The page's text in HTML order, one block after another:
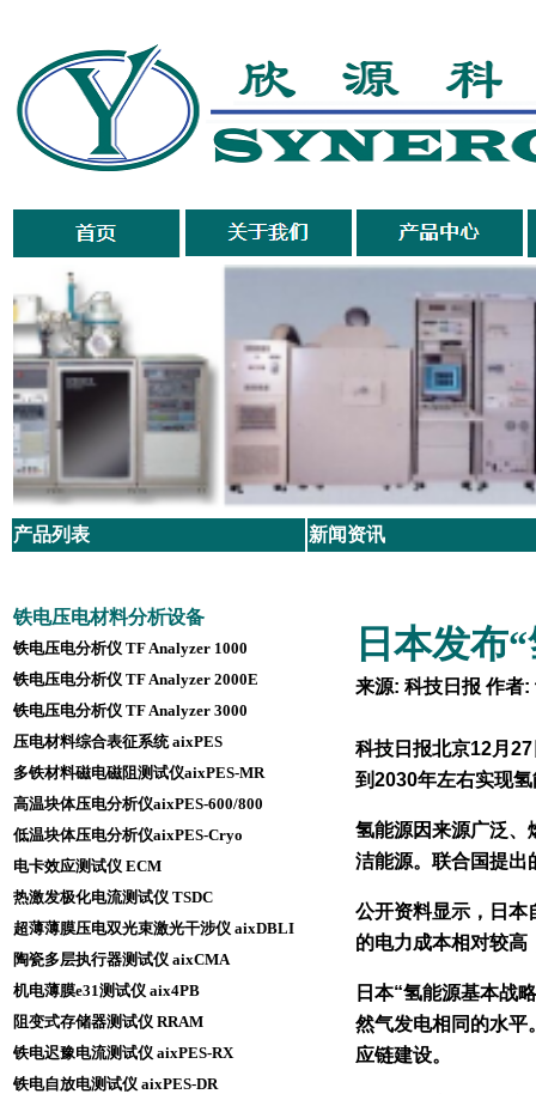
产品列表 新闻资讯
铁电压电材料分析设备
铁电压电分析仪 TF Analyzer 1000
铁电压电分析仪 TF Analyzer 2000E
铁电压电分析仪 TF Analyzer 3000
压电材料综合表征系统 aixPES
多铁材料磁电磁阻测试仪aixPES-MR
高温块体压电分析仪aixPES-600/800
低温块体压电分析仪aixPES-Cryo
电卡效应测试仪 ECM
热激发极化电流测试仪 TSDC
超薄薄膜压电双光束激光干涉仪 aixDBLI
陶瓷多层执行器测试仪 aixCMA
机电薄膜e31测试仪 aix4PB
阻变式存储器测试仪 RRAM
铁电迟豫电流测试仪 aixPES-RX
铁电自放电测试仪 aixPES-DR
日本发布
来源: 科技日报 作
科技日报北京12月
到2030年左右实现
氢能源因来源广泛、
洁能源。联合国提出
公开资料显示，日本
的电力成本相对较高
日本“氢能源基本战
然气发电相同的水平
应链建设。